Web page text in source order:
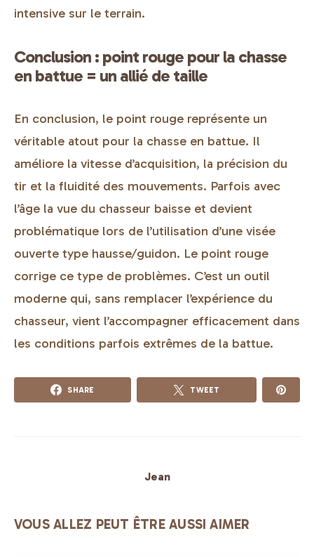
intensive sur le terrain.
Conclusion : point rouge pour la chasse
en battue = un allié de taille
En conclusion, le point rouge représente un
véritable atout pour la chasse en battue. Il
améliore la vitesse d’acquisition, la précision du
tir et la fluidité des mouvements. Parfois avec
l’âge la vue du chasseur baisse et devient
problématique lors de l’utilisation d’une visée
ouverte type hausse/guidon. Le point rouge
corrige ce type de problèmes. C’est un outil
moderne qui, sans remplacer l’expérience du
chasseur, vient l’accompagner efficacement dans
les conditions parfois extrêmes de la battue.
SHARE TWEET
Jean
VOUS ALLEZ PEUT ÊTRE AUSSI AIMER